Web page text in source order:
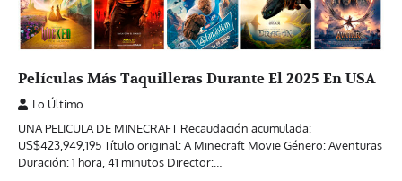
Películas Más Taquilleras Durante El 2025 En USA
Lo Último
UNA PELICULA DE MINECRAFT Recaudación acumulada:
US$423,949,195 Título original: A Minecraft Movie Género: Aventuras
Duración: 1 hora, 41 minutos Director:…